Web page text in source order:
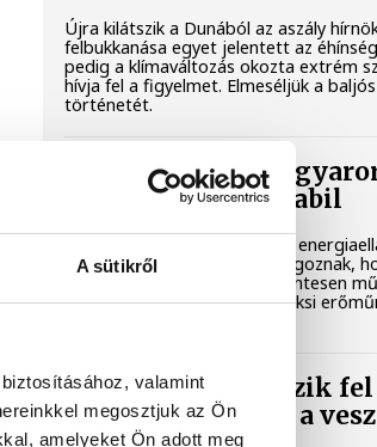
A sütikről
valamint
megosztjuk az Ön
amelyeket Ön adott meg
Újra kilátszik a Dunából az aszály
felbukkanása egyet jelentett az
pedig a klímaváltozás okozta extrém
hívja fel a figyelmet. Elmeséljük a
történetét.
Magyar Péter:
energiaellátása stabil
Jelenleg stabil Magyarország
erőmű munkatársai azon dolgoznak,
még termelő turbina hibamentesen
közölte a miniszterelnök a paksi
Játék közben fedezik fel
tudomány világát a